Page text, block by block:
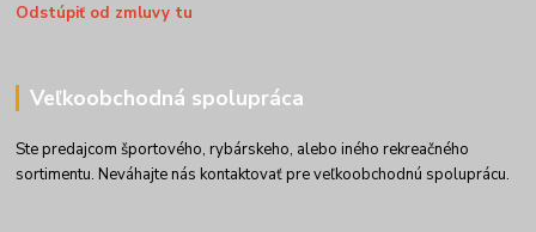
Odstúpiť od zmluvy tu
Veľkoobchodná spolupráca
Ste predajcom športového, rybárskeho, alebo iného rekreačného
sortimentu. Neváhajte nás kontaktovať pre veľkoobchodnú spoluprácu.